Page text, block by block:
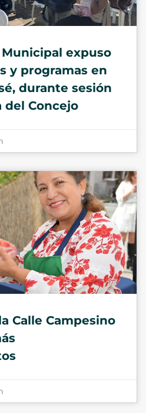
expuso
y programas en
durante sesión
del Concejo
Calle Campesino